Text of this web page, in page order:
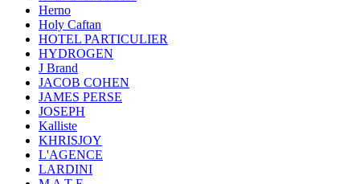
Herno
Holy Caftan
HOTEL PARTICULIER
HYDROGEN
J Brand
JACOB COHEN
JAMES PERSE
JOSEPH
Kalliste
KHRISJOY
L'AGENCE
LARDINI